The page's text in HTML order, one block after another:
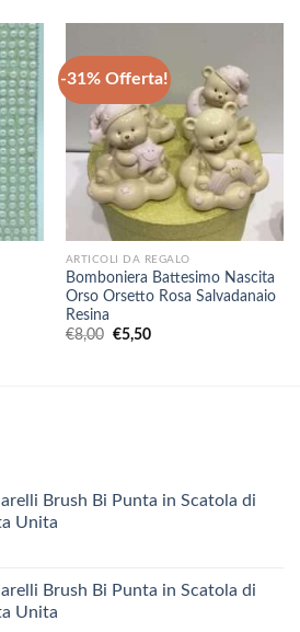
-31% Offerta!
ARTICOLI DA REGALO
Bomboniera Battesimo Nascita
Orso Orsetto Rosa Salvadanaio
Resina
€8,00 Il
€5,50Il
Brush Bi Punta in Scatola di
Unita
Brush Bi Punta in Scatola di
Unita